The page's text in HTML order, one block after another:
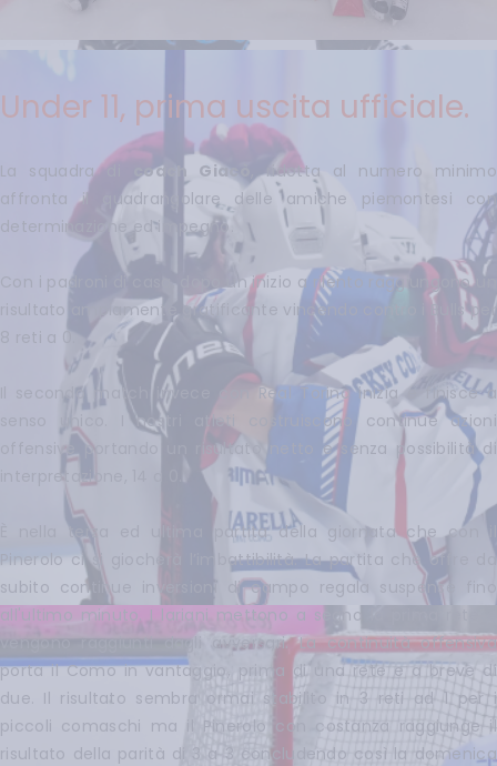
Under 11, prima uscita ufficiale.
La squadra di coach Giacò
, ridotta al numero minimo
affronta il quadrangolare delle amiche piemontesi con
determinazione ed impegno.
Con i padroni di casa, dopo un inizio a rilento raggiungono un
risultato ampiamente gratificante vincendo contro i Bulls per
8 reti a 0.
Il secondo match invece con Real Torino inizia e finisce a
senso unico. I nostri atleti costruiscono continue azioni
offensive portando un risultato netto e senza possibilità di
interpretazione, 14 a 0.
È nella terza ed ultima partita della giornata che con il
Pinerolo ci si giocherà l’imbattibilità. La partita che offre da
subito continue inversioni di campo regala suspense fino
all'ultimo minuto. I lariani mettono a segno la prima rete e
vengono raggiunti dagli avversari. La continuità offensiva
porta il Como in vantaggio, prima di una rete e a breve di
due. Il risultato sembra ormai stabilito in 3 reti ad 1 per i
piccoli comaschi ma il Pinerolo con costanza raggiunge il
risultato della parità di 3 a 3 concludendo così la domenica